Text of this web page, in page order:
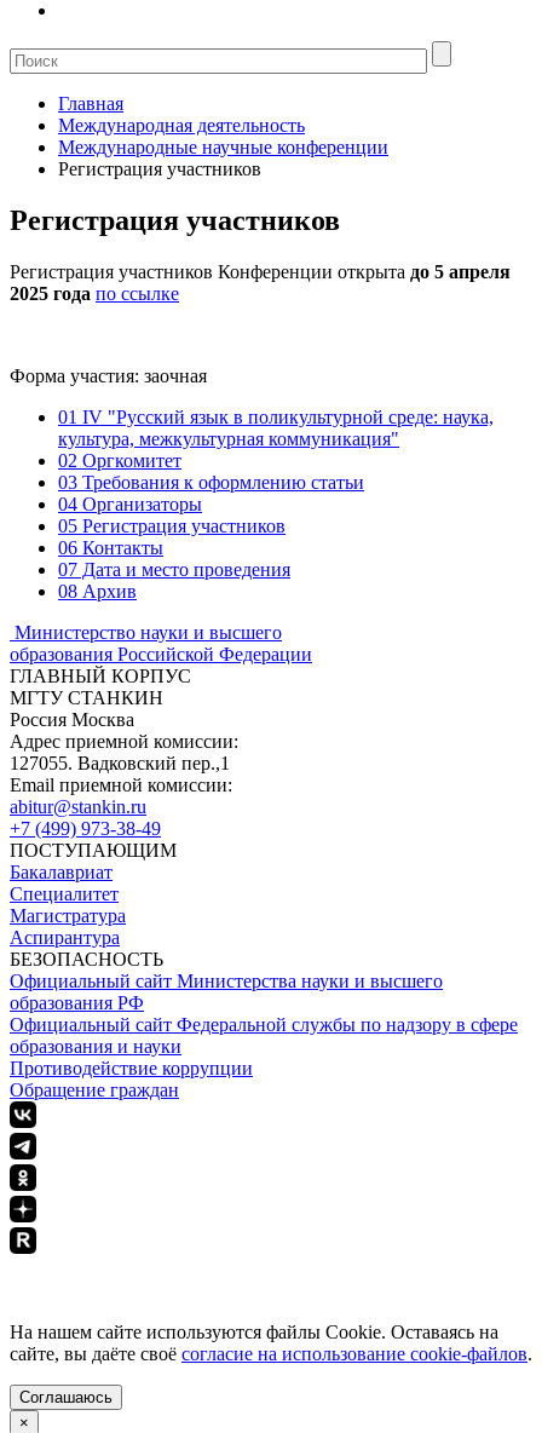
Главная
Международная деятельность
Международные научные конференции
Регистрация участников
Регистрация участников
Регистрация участников Конференции открыта до 5 апреля
2025 года по ссылке
Форма участия: заочная
01 IV "Русский язык в поликультурной среде: наука,
культура, межкультурная коммуникация"
02 Оргкомитет
03 Требования к оформлению статьи
04 Организаторы
05 Регистрация участников
06 Контакты
07 Дата и место проведения
08 Архив
Министерство науки и высшего
образования Российской Федерации
ГЛАВНЫЙ КОРПУС
МГТУ СТАНКИН
Россия Москва
Адрес приемной комиссии:
127055. Вадковский пер.,1
Email приемной комиссии:
abitur@stankin.ru
+7 (499) 973-38-49
ПОСТУПАЮЩИМ
Бакалавриат
Специалитет
Магистратура
Аспирантура
БЕЗОПАСНОСТЬ
Официальный сайт Министерства науки и высшего
образования РФ
Официальный сайт Федеральной службы по надзору в сфере
образования и науки
Противодействие коррупции
Обращение граждан
На нашем сайте используются файлы Cookie. Оставаясь на
сайте, вы даёте своё согласие на использование cookie-файлов.
Соглашаюсь
×